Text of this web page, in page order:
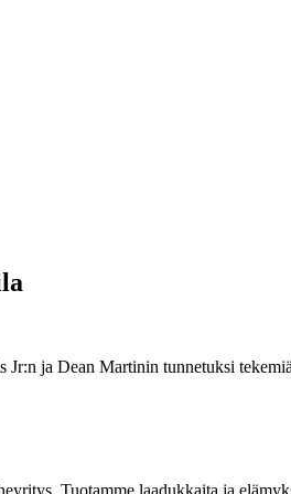
Jr:n ja Dean Martinin tunnetuksi